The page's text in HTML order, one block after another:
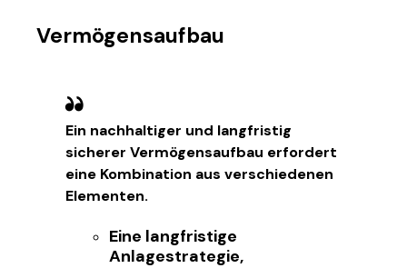
Vermögensaufbau
Ein nachhaltiger und langfristig
sicherer Vermögensaufbau erfordert
eine Kombination aus verschiedenen
Elementen.
Eine langfristige
Anlagestrategie,